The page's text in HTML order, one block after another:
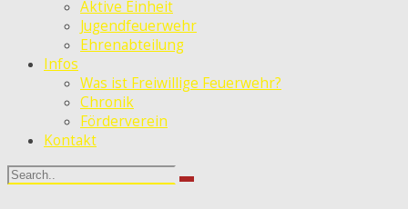
Aktive Einheit
Jugendfeuerwehr
Ehrenabteilung
Infos
Was ist Freiwillige Feuerwehr?
Chronik
Förderverein
Kontakt